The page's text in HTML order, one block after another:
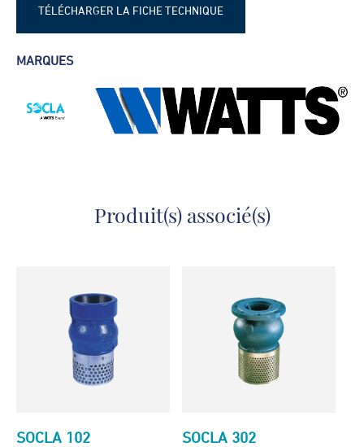
TÉLÉCHARGER LA FICHE TECHNIQUE
MARQUES
Produit(s) associé(s)
SOCLA 102 SOCLA 302